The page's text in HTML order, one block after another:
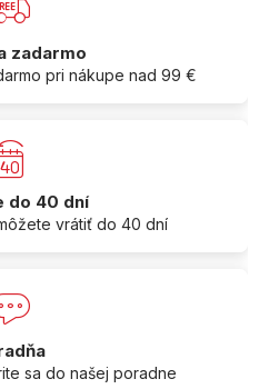
zadarmo
pri nákupe nad 99 €
do 40 dní
vrátiť do 40 dní
sa do našej poradne